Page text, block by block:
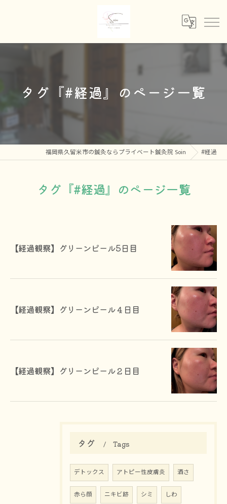
タグ『#経過』のページ一覧
福岡県久留米市の鍼灸ならプライベート鍼灸院 Soin #経過
タグ『#経過』のページ一覧
【経過観察】グリーンピール5日目
【経過観察】グリーンピール４日目
【経過観察】グリーンピール２日目
タグ Tags
デトックス アトピー性皮膚炎 酒さ
赤ら顔 ニキビ跡 シミ しわ